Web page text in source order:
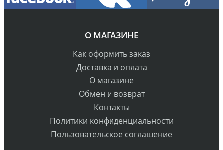
О МАГАЗИНЕ
Как оформить заказ
Доставка и оплата
О магазине
Обмен и возврат
Контакты
Политики конфиденциальности
Пользовательское соглашение